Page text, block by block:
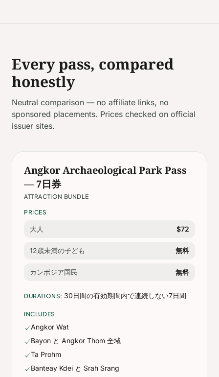
Every pass, compared
honestly
Neutral comparison — no affiliate links, no
sponsored placements. Prices checked on official
issuer sites.
Angkor Archaeological Park Pass
— 7日券
ATTRACTION BUNDLE
PRICES
大人 $72
12歳未満の子ども 無料
カンボジア国民 無料
DURATIONS: 30日間の有効期間内で連続しない7日間
INCLUDES
✓Angkor Wat
✓Bayon と Angkor Thom 全域
✓Ta Prohm
✓Banteay Kdei と Srah Srang